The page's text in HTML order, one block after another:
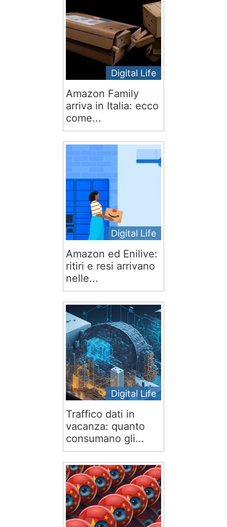
Digital Life
Amazon Family
arriva in Italia: ecco
come...
Digital Life
Amazon ed Enilive:
ritiri e resi arrivano
nelle...
Digital Life
Traffico dati in
vacanza: quanto
consumano gli...